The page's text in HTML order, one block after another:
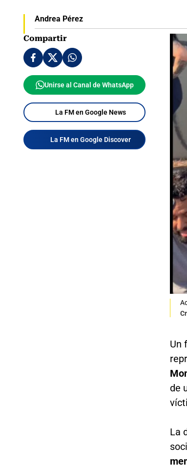
Andrea Pérez
Compartir
Unirse al Canal de WhatsApp
La FM en Google News
La FM en Google Discover
Un
de
La